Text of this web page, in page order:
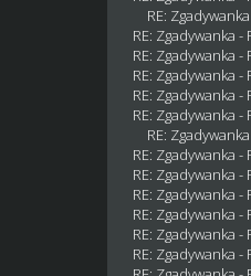
RE:
RE: Zgadywanka -
RE: Zgadywanka -
RE: Zgadywanka -
RE: Zgadywanka -
RE: Zgadywanka -
RE:
RE: Zgadywanka -
RE: Zgadywanka -
RE: Zgadywanka -
RE: Zgadywanka -
RE: Zgadywanka -
RE: Zgadywanka -